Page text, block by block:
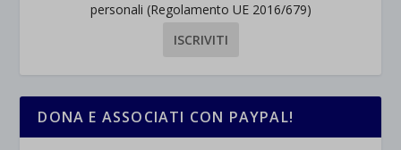
personali (Regolamento UE 2016/679)
DONA E ASSOCIATI CON PAYPAL!